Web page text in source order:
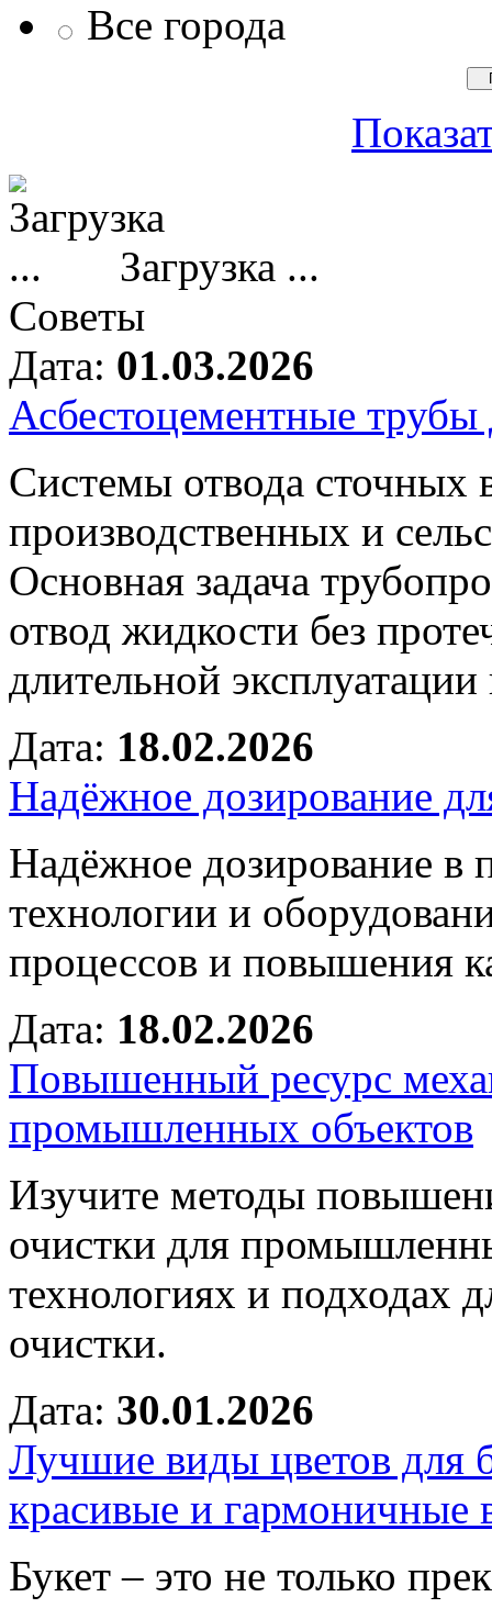
Все города
Загрузка ...
Советы
Дата: 01.03.2026
Асбестоцементные трубы
Системы отвода
производственных и
Основная задача
отвод жидкости без
длительной
Дата: 18.02.2026
Надёжное дозирование
Надёжное дозирование
технологии и
процессов и повышения
Дата: 18.02.2026
Повышенный ресурс
промышленных объектов
Изучите методы
очистки для
технологиях и подходах
очистки.
Дата: 30.01.2026
Лучшие виды цветов для
красивые и гармоничные
Букет – это не только